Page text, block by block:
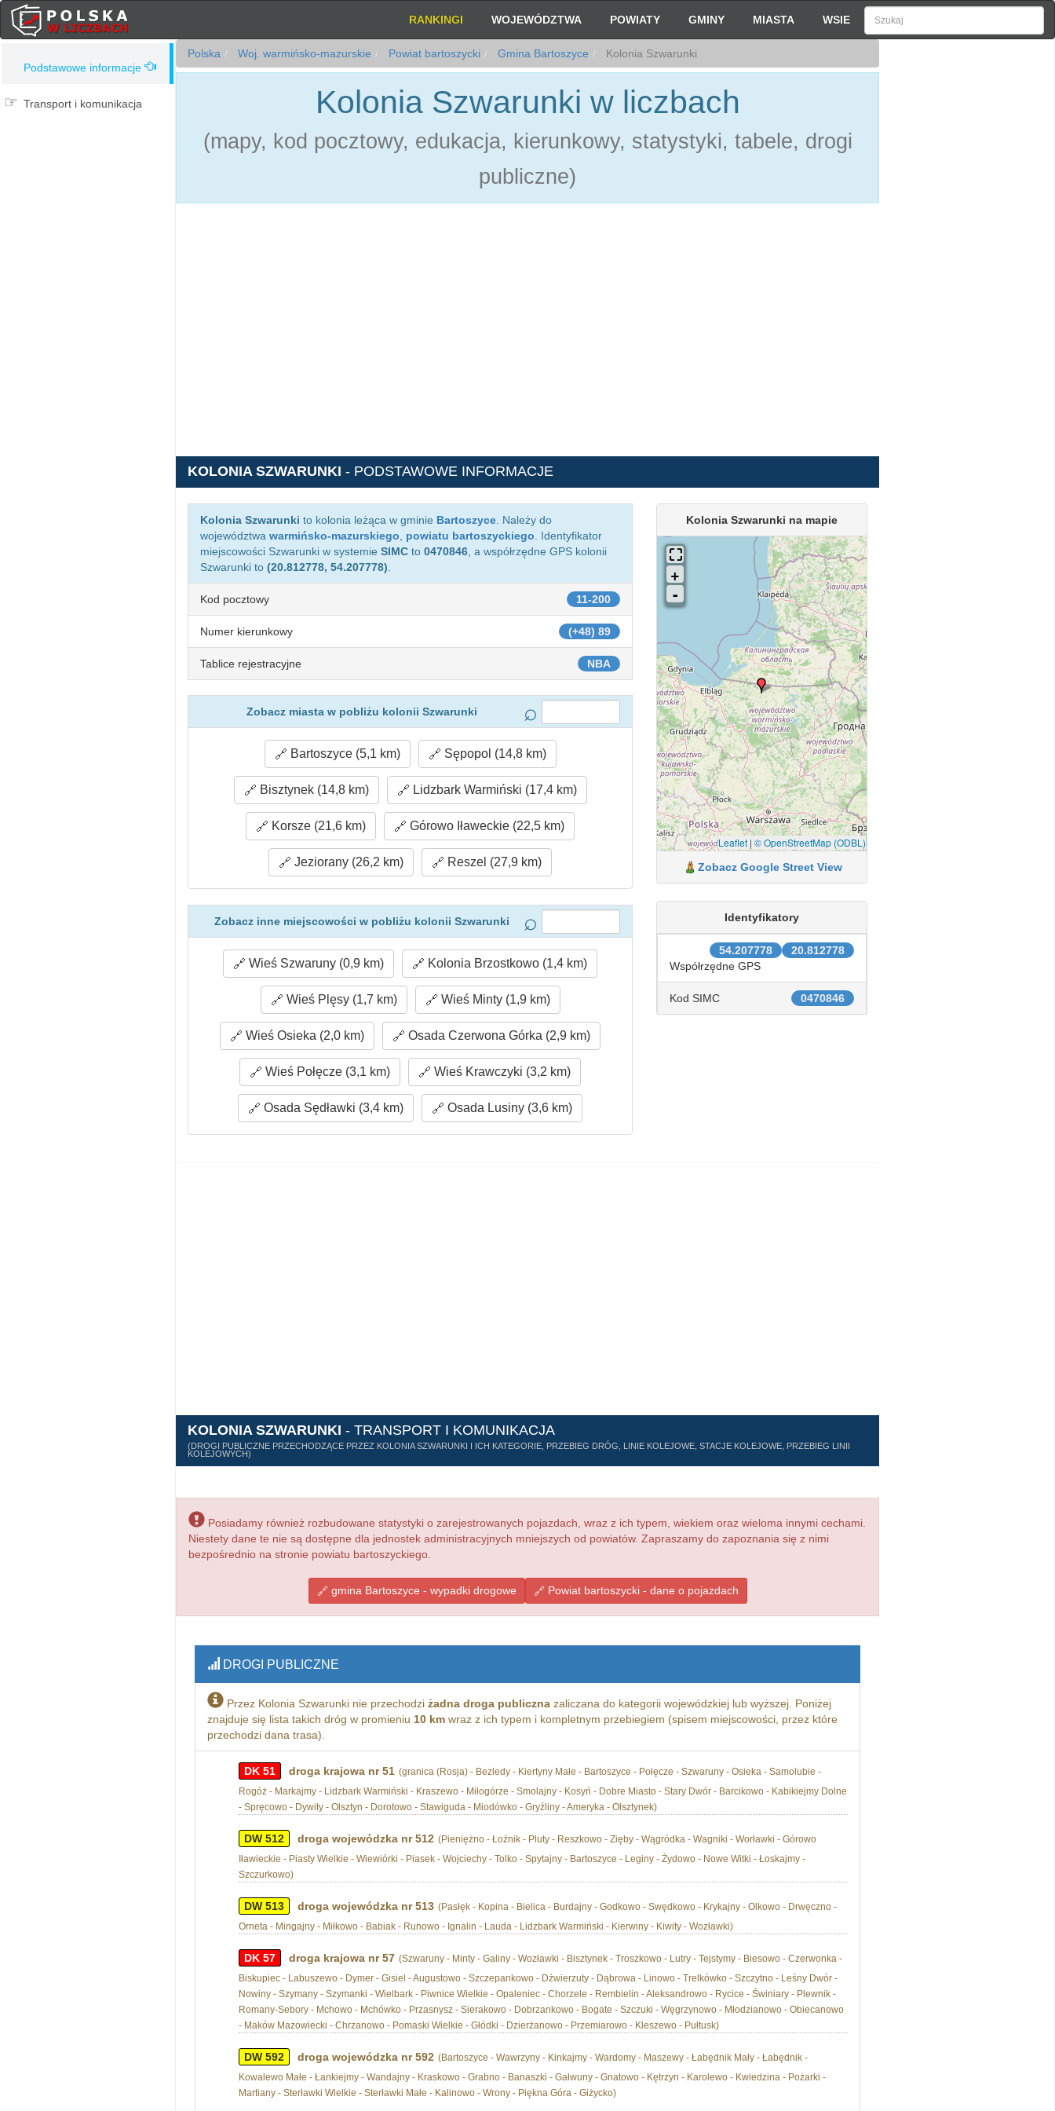
RANKINGI WOJEWÓDZTWA POWIATY GMINY MIASTA WSIE
Podstawowe informacje
Transport i komunikacja
Polska Woj. warmińsko-mazurskie Powiat bartoszycki Gmina Bartoszyce Kolonia Szwarunki
Kolonia Szwarunki w liczbach
(mapy, kod pocztowy, edukacja, kierunkowy, statystyki, tabele, drogi
publiczne)
KOLONIA SZWARUNKI - PODSTAWOWE INFORMACJE
Kolonia Szwarunki to kolonia leżąca w gminie Bartoszyce . Należy do
województwa warmińsko-mazurskiego powiatu bartoszyckiego . Identyfikator
miejscowości Szwarunki w systemie SIMC to 0470846 , a współrzędne GPS kolonii
Szwarunki to (20.812778, 54.207778)
11-200
Kod pocztowy
(+48) 89
Numer kierunkowy
NBA
Tablice rejestracyjne
Zobacz miasta w pobliżu kolonii Szwarunki
Bartoszyce (5,1 km) Sępopol (14,8 km)
Bisztynek (14,8 km) Lidzbark Warmiński (17,4 km)
Korsze (21,6 km) Górowo Iławeckie (22,5 km)
Jeziorany (26,2 km) Reszel (27,9 km)
Zobacz inne miejscowości w pobliżu kolonii Szwarunki
Wieś Szwaruny (0,9 km) Kolonia Brzostkowo (1,4 km)
Wieś Plęsy (1,7 km) Wieś Minty (1,9 km)
Wieś Osieka (2,0 km) Osada Czerwona Górka (2,9 km)
Wieś Połęcze (3,1 km) Wieś Krawczyki (3,2 km)
Osada Sędławki (3,4 km) Osada Lusiny (3,6 km)
Kolonia Szwarunki na mapie
Leaflet| © OpenStreetMap (ODBL)
Zobacz Google Street View
Identyfikatory
20.812778
54.207778
Współrzędne GPS
0470846
Kod SIMC
KOLONIA SZWARUNKI - TRANSPORT I KOMUNIKACJA
(DROGI PUBLICZNE PRZECHODZĄCE PRZEZ KOLONIA SZWARUNKI I ICH KATEGORIE, PRZEBIEG DRÓG, LINIE KOLEJOWE, STACJE KOLEJOWE, PRZEBIEG LINII
KOLEJOWYCH)
Posiadamy również rozbudowane statystyki o zarejestrowanych pojazdach, wraz z ich typem, wiekiem oraz wieloma innymi cechami.
Niestety dane te nie są dostępne dla jednostek administracyjnych mniejszych od powiatów. Zapraszamy do zapoznania się z nimi
bezpośrednio na stronie powiatu bartoszyckiego.
gmina Bartoszyce - wypadki drogowe Powiat bartoszycki - dane o pojazdach
DROGI PUBLICZNE
Przez Kolonia Szwarunki nie przechodzi żadna droga publicznazaliczana do kategorii wojewódzkiej lub wyższej. Poniżej
znajduje się lista takich dróg w promieniu 10 kmwraz z ich typem i kompletnym przebiegiem (spisem miejscowości, przez które
przechodzi dana trasa).
DK 51 droga krajowa nr 51 (granica (Rosja) - Bezledy - Kiertyny Małe - Bartoszyce - Połęcze - Szwaruny - Osieka - Samolubie -
Rogóż - Markajmy - Lidzbark Warmiński - Kraszewo - Miłogórze - Smolajny - Kosyń - Dobre Miasto - Stary Dwór - Barcikowo - Kabikiejmy Dolne
- Spręcowo - Dywity - Olsztyn - Dorotowo - Stawiguda - Miodówko - Gryźliny - Ameryka - Olsztynek)
DW 512 droga wojewódzka nr 512 (Pieniężno - Łoźnik - Pluty - Reszkowo - Zięby - Wągródka - Wagniki - Worławki - Górowo
Iławieckie - Piasty Wielkie - Wiewiórki - Piasek - Wojciechy - Tolko - Spytajny - Bartoszyce - Leginy - Żydowo - Nowe Witki - Łoskajmy -
Szczurkowo)
DW 513 droga wojewódzka nr 513 (Pasłęk - Kopina - Bielica - Burdajny - Godkowo - Swędkowo - Krykajny - Olkowo - Drwęczno -
Orneta - Mingajny - Miłkowo - Babiak - Runowo - Ignalin - Lauda - Lidzbark Warmiński - Kierwiny - Kiwity - Wozławki)
DK 57 droga krajowa nr 57 (Szwaruny - Minty - Galiny - Wozławki - Bisztynek - Troszkowo - Lutry - Tejstymy - Biesowo - Czerwonka -
Biskupiec - Labuszewo - Dymer - Gisiel - Augustowo - Szczepankowo - Dźwierzuty - Dąbrowa - Linowo - Trelkówko - Szczytno - Leśny Dwór -
Nowiny - Szymany - Szymanki - Wielbark - Piwnice Wielkie - Opaleniec - Chorzele - Rembielin - Aleksandrowo - Rycice - Świniary - Plewnik -
Romany-Sebory - Mchowo - Mchówko - Przasnysz - Sierakowo - Dobrzankowo - Bogate - Szczuki - Węgrzynowo - Młodzianowo - Obiecanowo
- Maków Mazowiecki - Chrzanowo - Pomaski Wielkie - Głódki - Dzierżanowo - Przemiarowo - Kleszewo - Pułtusk)
DW 592 droga wojewódzka nr 592 (Bartoszyce - Wawrzyny - Kinkajmy - Wardomy - Maszewy - Łabędnik Mały - Łabędnik -
Kowalewo Małe - Łankiejmy - Wandajny - Kraskowo - Grabno - Banaszki - Gałwuny - Gnatowo - Kętrzyn - Karolewo - Kwiedzina - Pożarki -
Martiany - Sterławki Wielkie - Sterławki Małe - Kalinowo - Wrony - Piękna Góra - Giżycko)